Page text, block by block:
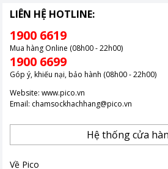
LIÊN HỆ HOTLINE:
1900 6619
Mua hàng Online (08h00 - 22h00)
1900 6699
Góp ý, khiếu nại, bảo hành (08h00 - 22h00)
Website: www.pico.vn
Email: chamsockhachhang@pico.vn
Hệ thống cửa
Về Pico